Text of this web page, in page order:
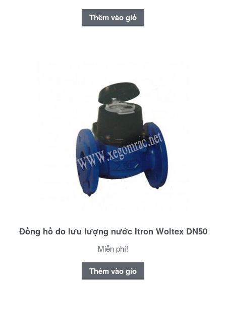
Thêm vào giỏ
Đồng hồ đo lưu lượng nước Itron Woltex DN50
Miễn phí!
Thêm vào giỏ